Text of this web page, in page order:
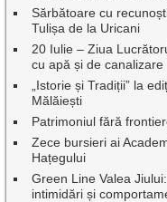
Sărbătoare cu
Tulișa de la Uricani
20 Iulie – Ziua
cu apă și de canalizare
„Istorie și Tradiții” la
Mălăiești
Patrimoniul fără
Zece bursieri ai
Hațegului
Green Line Valea
intimidări și